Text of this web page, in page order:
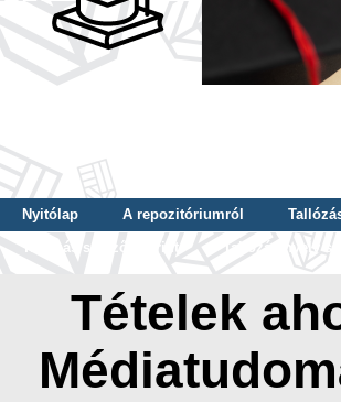
Nyitólap A repozitóriumról
Tallózás szerző szerint
Tallózás nyelv
Tételek